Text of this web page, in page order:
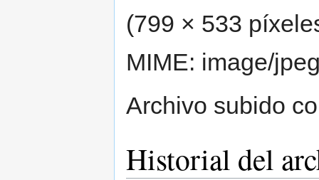
(799 × 533
MIME: image/
Archivo subido
Historial del